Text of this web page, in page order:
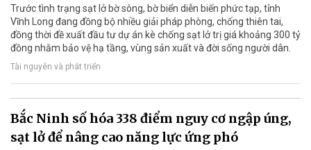
Trước tình trạng sạt lở bờ sông, bờ biển diễn biến phức tạp, tỉnh
Vĩnh Long đang đồng bộ nhiều giải pháp phòng, chống thiên tai,
đồng thời đề xuất đầu tư dự án kè chống sạt lở trị giá khoảng 300 tỷ
đồng nhằm bảo vệ hạ tầng, vùng sản xuất và đời sống người dân.
Tài nguyên và phát triển
Bắc Ninh số hóa 338 điểm nguy cơ ngập úng,
sạt lở để nâng cao năng lực ứng phó